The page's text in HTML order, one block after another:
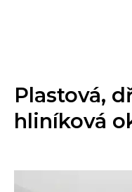
Plastová,
hliníková